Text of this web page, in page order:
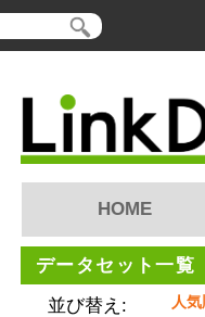
HOME
データセット一覧
並び替え: 人